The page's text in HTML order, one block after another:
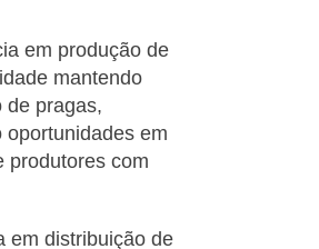
em produção de
mantendo
de pragas,
em
produtores com
em distribuição de